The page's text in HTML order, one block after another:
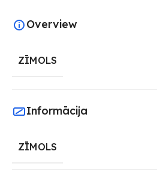
Overview
ZĪMOLS
Informācija
ZĪMOLS